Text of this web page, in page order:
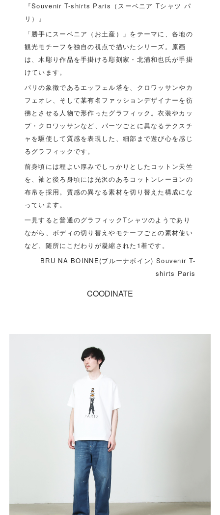
『Souvenir T-shirts Paris（スーベニア Tシャツ パ
リ）』
「勝手にスーベニア（お土産）」をテーマに、各地の
観光モチーフを独自の視点で描いたシリーズ。原画
は、木彫り作品を手掛ける彫刻家・北浦和也氏が手掛
けています。
パリの象徴であるエッフェル塔を、クロワッサンやカ
フェオレ、そして某有名ファッションデザイナーを彷
彿とさせる人物で形作ったグラフィック。衣装やカッ
プ・クロワッサンなど、パーツごとに異なるテクスチ
ャを駆使して質感を表現した、細部まで遊び心を感じ
るグラフィックです。
前身頃には程よい厚みでしっかりとしたコットン天竺
を、袖と後ろ身頃には光沢のあるコットンレーヨンの
布帛を採用。質感の異なる素材を切り替えた構成にな
っています。
一見すると普通のグラフィックTシャツのようであり
ながら、ボディの切り替えやモチーフごとの素材使い
など、随所にこだわりが凝縮された1着です。
BRU NA BOINNE(ブルーナボイン) Souvenir T-
shirts Paris
COODINATE